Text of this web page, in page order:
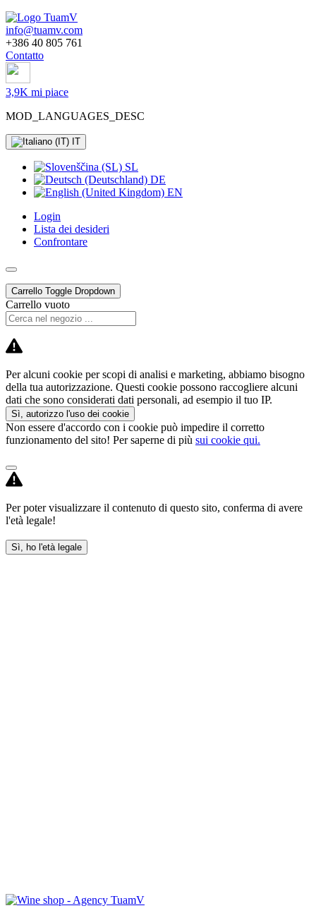
info@tuamv.com
+386 40 805 761
Contatto
3,9K mi piace
MOD_LANGUAGES_DESC
IT
SL
DE
EN
Login
Lista dei desideri
Confrontare
Carrello Toggle Dropdown
Carrello vuoto
Per alcuni cookie per scopi di analisi e marketing, abbiamo bisogno
della tua autorizzazione. Questi cookie possono raccogliere alcuni
dati che sono considerati dati personali, ad esempio il tuo IP.
Sì, autorizzo l'uso dei cookie
Non essere d'accordo con i cookie può impedire il corretto
funzionamento del sito! Per saperne di più sui cookie qui.
Per poter visualizzare il contenuto di questo sito, conferma di avere
l'età legale!
Sì, ho l'età legale